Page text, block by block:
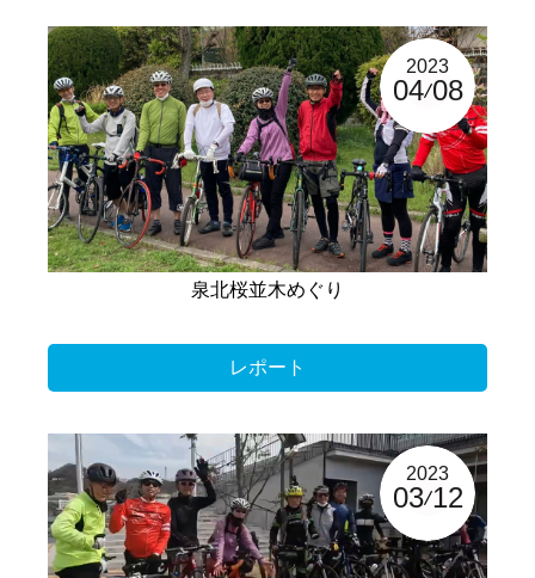
2023
04 08
泉北桜並木めぐり
レポート
2023
03 12